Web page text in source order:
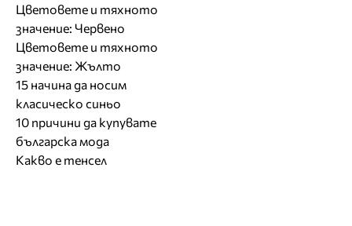
Цветовете и тяхното
значение: Червено
Цветовете и тяхното
значение: Жълто
15 начина да носим
класическо синьо
10 причини да купувате
българска мода
Какво е тенсел